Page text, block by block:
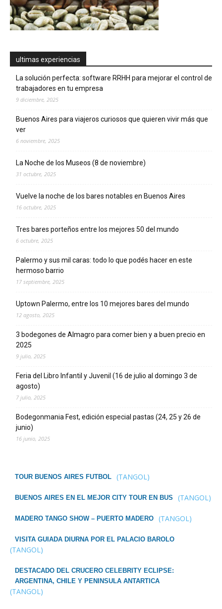
ultimas experiencias
La solución perfecta: software RRHH para mejorar el control de
trabajadores en tu empresa
9 diciembre, 2025
Buenos Aires para viajeros curiosos que quieren vivir más que
ver
6 noviembre, 2025
La Noche de los Museos (8 de noviembre)
31 octubre, 2025
Vuelve la noche de los bares notables en Buenos Aires
16 octubre, 2025
Tres bares porteños entre los mejores 50 del mundo
6 octubre, 2025
Palermo y sus mil caras: todo lo que podés hacer en este
hermoso barrio
17 septiembre, 2025
Uptown Palermo, entre los 10 mejores bares del mundo
12 agosto, 2025
3 bodegones de Almagro para comer bien y a buen precio en
2025
9 julio, 2025
Feria del Libro Infantil y Juvenil (16 de julio al domingo 3 de
agosto)
7 julio, 2025
Bodegonmania Fest, edición especial pastas (24, 25 y 26 de
junio)
16 junio, 2025
TOUR BUENOS AIRES FUTBOL (TANGOL)
BUENOS AIRES EN EL MEJOR CITY TOUR EN BUS (TANGOL)
MADERO TANGO SHOW – PUERTO MADERO (TANGOL)
VISITA GUIADA DIURNA POR EL PALACIO BAROLO
(TANGOL)
DESTACADO DEL CRUCERO CELEBRITY ECLIPSE:
ARGENTINA, CHILE Y PENINSULA ANTARTICA
(TANGOL)